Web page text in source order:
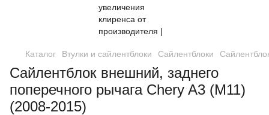
Каталог Втулки и сайлентблоки Сайлентблоки
Сайлентблок внешний, заднего
поперечного рычага Chery A3 (M11)
(2008-2015)